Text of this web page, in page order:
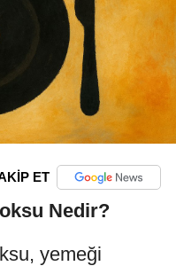
ET
Nedir?
yemeği